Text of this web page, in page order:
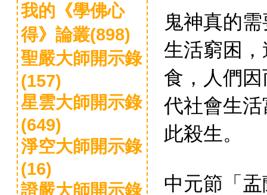
我的《學佛心
得》論叢(898)
聖嚴大師開示錄
(157)
星雲大師開示錄
(649)
淨空大師開示錄
(16)
證嚴大師開示錄
鬼神真的
生活窮困
食，人們
代社會生
此殺生。
中元節「